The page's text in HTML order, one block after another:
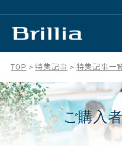
TOP 特集記事 特集記事一
ご購入